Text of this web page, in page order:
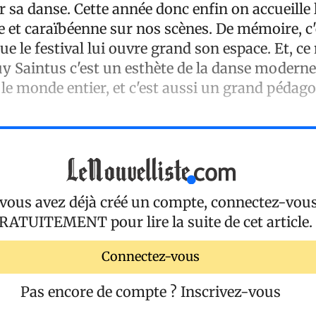
sa danse. Cette année donc enfin on accueille
et caraïbéenne sur nos scènes. De mémoire,
le festival lui ouvre grand son espace. Et, ce
Saintus c'est un esthète de la danse
monde entier, et c'est aussi un grand
avez déjà créé un compte, connectez-
pour lire la suite de cet article.
Connectez-vous
Pas encore de compte ? Inscrivez-vous